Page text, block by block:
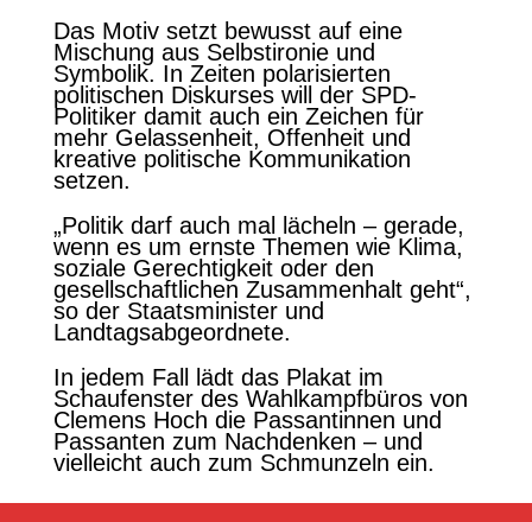
Das Motiv setzt bewusst auf eine
Mischung aus Selbstironie und
Symbolik. In Zeiten polarisierten
politischen Diskurses will der SPD-
Politiker damit auch ein Zeichen für
mehr Gelassenheit, Offenheit und
kreative politische Kommunikation
setzen.
„Politik darf auch mal lächeln – gerade,
wenn es um ernste Themen wie Klima,
soziale Gerechtigkeit oder den
gesellschaftlichen Zusammenhalt geht“,
so der Staatsminister und
Landtagsabgeordnete.
In jedem Fall lädt das Plakat im
Schaufenster des Wahlkampfbüros von
Clemens Hoch die Passantinnen und
Passanten zum Nachdenken – und
vielleicht auch zum Schmunzeln ein.